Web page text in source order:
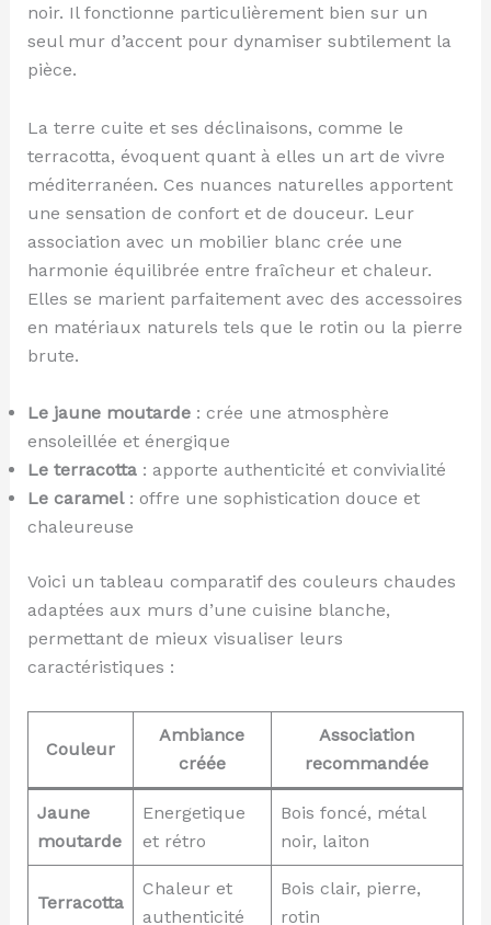
noir. Il fonctionne particulièrement bien sur un
seul mur d’accent pour dynamiser subtilement la
pièce.
La terre cuite et ses déclinaisons, comme le
terracotta, évoquent quant à elles un art de vivre
méditerranéen. Ces nuances naturelles apportent
une sensation de confort et de douceur. Leur
association avec un mobilier blanc crée une
harmonie équilibrée entre fraîcheur et chaleur.
Elles se marient parfaitement avec des accessoires
en matériaux naturels tels que le rotin ou la pierre
brute.
Le jaune moutarde: crée une atmosphère
ensoleillée et énergique
Le terracotta: apporte authenticité et convivialité
Le caramel: offre une sophistication douce et
chaleureuse
Voici un tableau comparatif des couleurs chaudes
adaptées aux murs d’une cuisine blanche,
permettant de mieux visualiser leurs
caractéristiques :
Couleur
Ambiance
créée
Association
recommandée
Jaune
moutarde
Energetique
et rétro
Bois foncé, métal
noir, laiton
Terracotta
Chaleur et
authenticité
Bois clair, pierre,
rotin